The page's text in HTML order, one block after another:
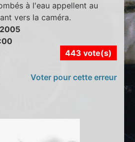
à l'eau appellent au
vers la caméra.
443 vote(s)
Voter pour cette erreur